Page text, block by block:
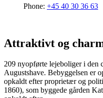
Phone: +45 40 30 36 63
Attraktivt og
209 nyopførte lejeboliger i den
Augustshave. Bebyggelsen er
opkaldt efter proprietær og
1860), som byggede gården